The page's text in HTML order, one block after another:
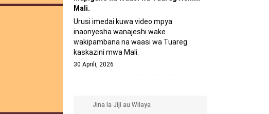
Mali.
Urusi imedai kuwa video mpya
inaonyesha wanajeshi wake
wakipambana na waasi wa Tuareg
kaskazini mwa Mali.
30 Aprili, 2026